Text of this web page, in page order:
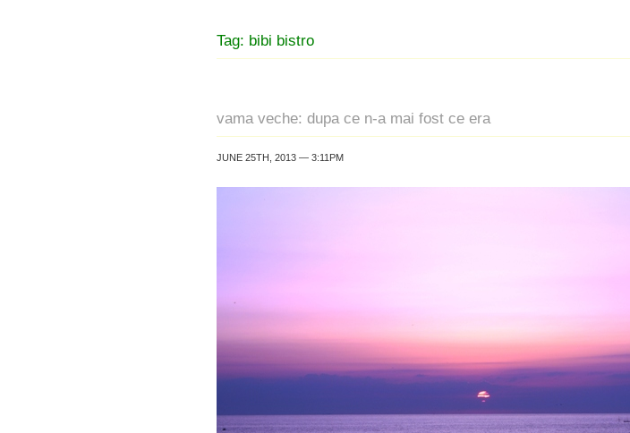
Tag: bibi bistro
vama veche: dupa ce n-a mai fost ce era
JUNE 25TH, 2013 — 3:11PM